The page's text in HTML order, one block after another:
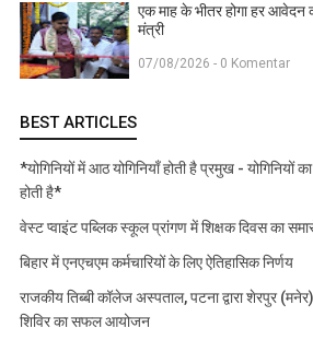
एक माह के भीतर होगा हर आवेदन
मंत्री
07/08/2026 - 0 Komentar
BEST ARTICLES
*योगिनियों में आठ योगिनियाँ होती है प्रमुख - योगिनियों
होती है*
वेस्ट प्वाइंट पब्लिक स्कूल प्रांगण में शिक्षक दिवस का
बिहार में एनएचएम कर्मचारियों के लिए ऐतिहासिक निर्णय
राजकीय तिब्बी कॉलेज अस्पताल, पटना द्वारा शेरपुर
शिविर का सफल आयोजन